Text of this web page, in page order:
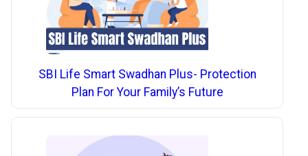
SBI Life Smart Swadhan Plus- Protection
Plan For Your Family’s Future